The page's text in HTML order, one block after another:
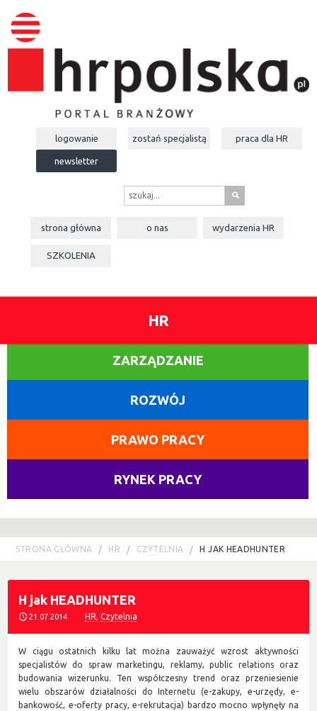
logowanie zostań specjalistą praca dla HR
newsletter
s
strona główna o nas wydarzeniaHR
SZKOLENIA
HR
ZARZĄDZANIE
ROZWÓJ
PRAWO PRACY
RYNEK PRACY
STRONA GŁÓWNA HR CZYTELNIA H JAK HEADHUNTER
H jak HEADHUNTER
21.07.2014 HR,Czytelnia
W ciągu ostatnich kilku lat można zauważyć wzrost aktywności
specjalistów do spraw marketingu, reklamy, public relations oraz
budowania wizerunku. Ten współczesny trend oraz przeniesienie
wielu obszarów działalności do Internetu (e-zakupy, e-urzędy, e-
bankowość, e-oferty pracy, e-rekrutacja) bardzo mocno wpłynęły na